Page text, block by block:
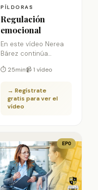
PÍLDORAS
Regulación
emocional
En este vídeo Nerea
Bárez continúa
relevantes para la
tras haber
presentado en el
primer vídeo «Las
fundamentos sobre
las emociones.
⏱ 25min📹 1 vídeo
→ Regístrate
gratis para ver el
vídeo
EPO